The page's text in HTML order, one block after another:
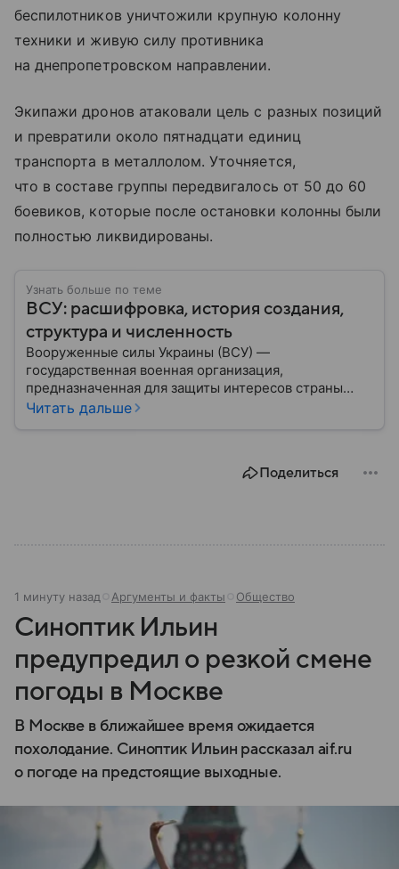
беспилотников уничтожили крупную колонну
техники и живую силу противника
на днепропетровском направлении.
Экипажи дронов атаковали цель с разных позиций
и превратили около пятнадцати единиц
транспорта в металлолом. Уточняется,
что в составе группы передвигалось от 50 до 60
боевиков, которые после остановки колонны были
полностью ликвидированы.
Узнать больше по теме
ВСУ: расшифровка, история создания,
структура и численность
Вооруженные силы Украины (ВСУ) —
государственная военная организация,
предназначенная для защиты интересов страны
военным путем. Была создана после
Читать дальше
Поделиться
1 минуту назад Аргументы и факты Общество
Синоптик Ильин
предупредил о резкой смене
погоды в Москве
В Москве в ближайшее время ожидается
похолодание. Синоптик Ильин рассказал aif.ru
о погоде на предстоящие выходные.